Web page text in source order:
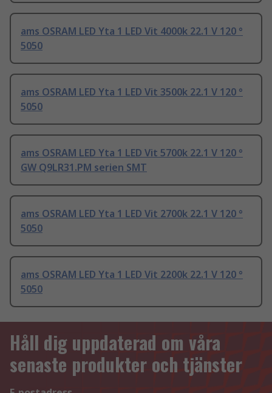
ams OSRAM LED Yta 1 LED Vit 4000k 22.1 V 120 °
5050
ams OSRAM LED Yta 1 LED Vit 3500k 22.1 V 120 °
5050
ams OSRAM LED Yta 1 LED Vit 5700k 22.1 V 120 °
GW Q9LR31.PM serien SMT
ams OSRAM LED Yta 1 LED Vit 2700k 22.1 V 120 °
5050
ams OSRAM LED Yta 1 LED Vit 2200k 22.1 V 120 °
5050
Håll dig uppdaterad om våra
senaste produkter och tjänster